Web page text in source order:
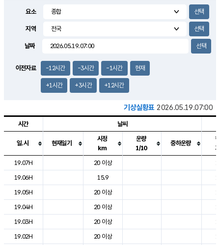
3.6m/s
요소
지역
날짜
이전자료 -12시간 -3시간 -1시간 현재
+1시간 +3시간 +12시간
기상실황표 2026.05.19.07:00
도시별 기상실황표로 지점, 날씨, 기온, 강수, 바람, 기압등을 안내한 표입
시간 날씨
일.시 현재일기
시정
km
운량
1/10
중하운량
19.07H
20 이상
19.06H
15.9
19.05H
20 이상
19.04H
20 이상
19.03H
20 이상
19.02H
20 이상